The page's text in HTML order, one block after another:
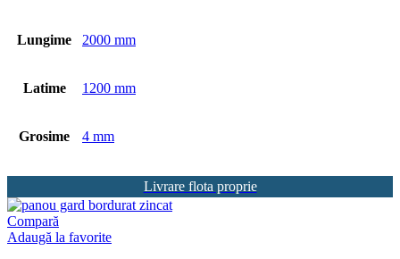
Lungime 2000 mm
Latime 1200 mm
Grosime 4 mm
Livrare flota proprie
Compară
Adaugă la favorite